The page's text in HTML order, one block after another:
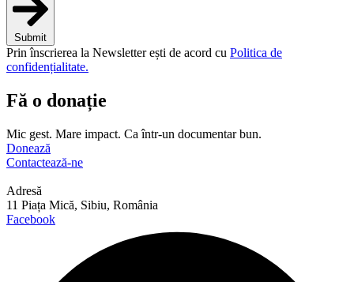
Submit
Prin înscrierea la Newsletter ești de acord cu Politica de
confidențialitate.
Fă o donație
Mic gest. Mare impact. Ca într-un documentar bun.
Donează
Contactează-ne
Adresă
11 Piața Mică, Sibiu, România
Facebook